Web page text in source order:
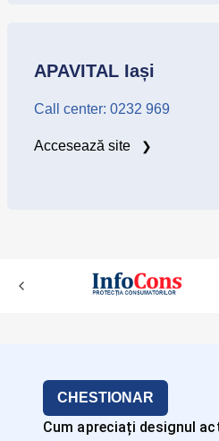
APAVITAL Iași
Call center: 0232 969
Accesează site
CHESTIONAR
Cum apreciați designul